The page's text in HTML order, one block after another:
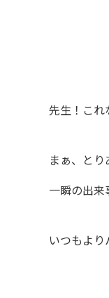
先生！これ
まぁ、とり
一瞬の出来
いつもより